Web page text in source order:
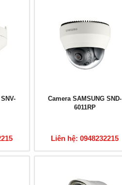
Camera SAMSUNG SND-
6011RP
Liên hệ: 0948232215